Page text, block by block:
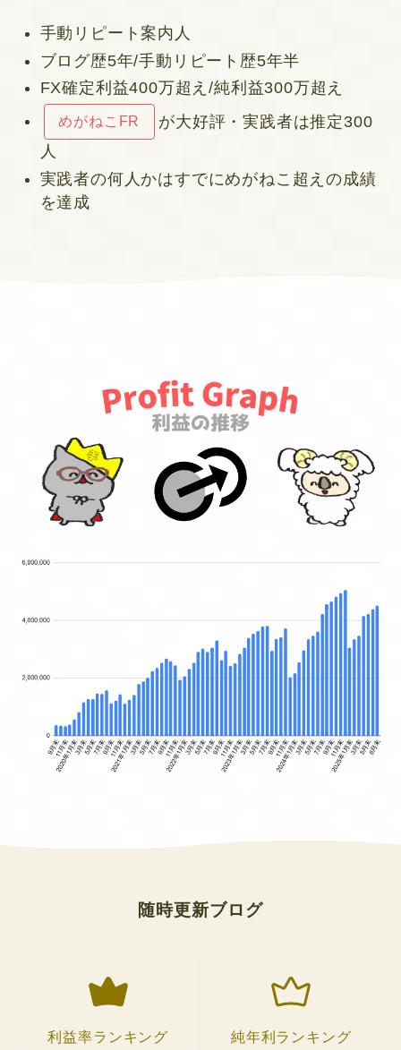
手動リピート案内人
ブログ歴5年/手動リピート歴5年半
FX確定利益400万超え/純利益300万超え
めがねこFR
が大好評・実践者は推定300
人
実践者の何人かはすでにめがねこ超えの成績
を達成
随時更新ブログ
利益率ランキング 純年利ランキング